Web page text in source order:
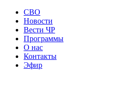
СВО
Новости
Вести ЧР
Программы
О нас
Контакты
Эфир